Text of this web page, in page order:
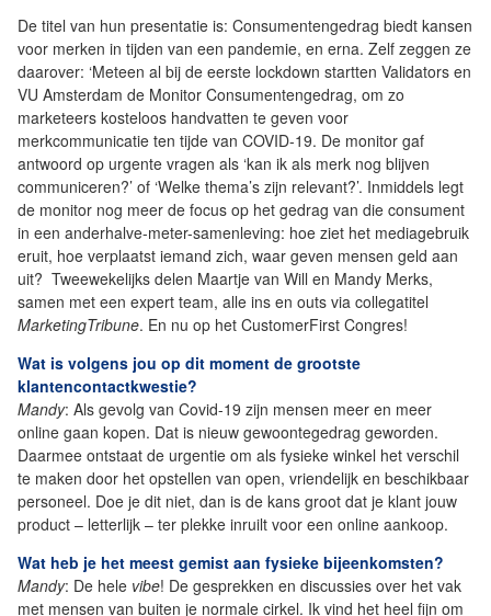
De titel van hun presentatie is: Consumentengedrag biedt kansen
voor merken in tijden van een pandemie, en erna. Zelf zeggen ze
daarover: ‘Meteen al bij de eerste lockdown startten Validators en
VU Amsterdam de Monitor Consumentengedrag, om zo
marketeers kosteloos handvatten te geven voor
merkcommunicatie ten tijde van COVID-19. De monitor gaf
antwoord op urgente vragen als ‘kan ik als merk nog blijven
communiceren?’ of ‘Welke thema’s zijn relevant?’. Inmiddels legt
de monitor nog meer de focus op het gedrag van die consument
in een anderhalve-meter-samenleving: hoe ziet het mediagebruik
eruit, hoe verplaatst iemand zich, waar geven mensen geld aan
uit? Tweewekelijks delen Maartje van Will en Mandy Merks,
samen met een expert team, alle ins en outs via collegatitel
MarketingTribune. En nu op het CustomerFirst Congres!
Wat is volgens jou op dit moment de grootste
klantencontactkwestie?
Mandy: Als gevolg van Covid-19 zijn mensen meer en meer
online gaan kopen. Dat is nieuw gewoontegedrag geworden.
Daarmee ontstaat de urgentie om als fysieke winkel het verschil
te maken door het opstellen van open, vriendelijk en beschikbaar
personeel. Doe je dit niet, dan is de kans groot dat je klant jouw
product – letterlijk – ter plekke inruilt voor een online aankoop.
Wat heb je het meest gemist aan fysieke bijeenkomsten?
Mandy: De hele vibe! De gesprekken en discussies over het vak
met mensen van buiten je normale cirkel. Ik vind het heel fijn om